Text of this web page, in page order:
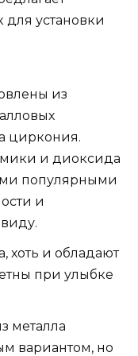
для установки
из
циркония.
и диоксида
популярными
и
хоть и обладают
при улыбке
металла
вариантом, но